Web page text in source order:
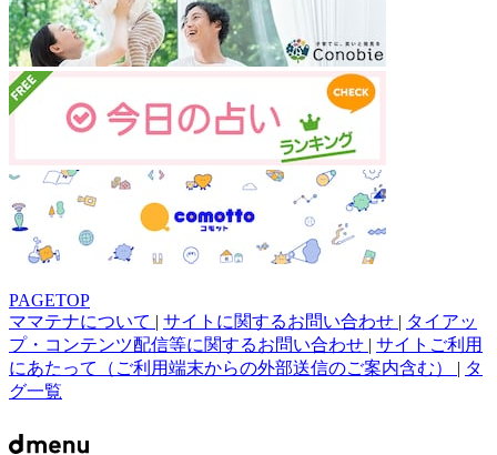
PAGETOP
ママテナについて | サイトに関するお問い合わせ | タイアッ
プ・コンテンツ配信等に関するお問い合わせ | サイトご利用
にあたって（ご利用端末からの外部送信のご案内含む） | タ
グ一覧